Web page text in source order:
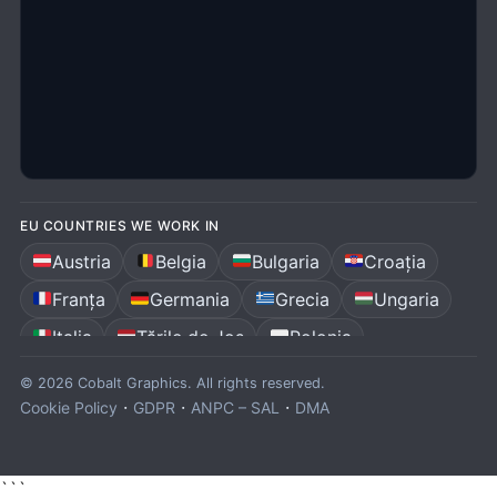
EU COUNTRIES WE WORK IN
Austria Belgia Bulgaria
Croația
Franța
Germania Grecia
Ungaria
Italia
Țările de Jos
Polonia
Portugalia
România Spania
© 2026 Cobalt Graphics. All rights reserved.
Cookie Policy · GDPR · ANPC – SAL · DMA
```